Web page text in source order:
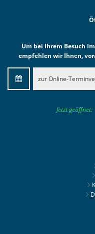
Um bei Ihrem Besuch
empfehlen wir Ihnen,
zur Online-
Klicken, um
Jetzt geöffnet: